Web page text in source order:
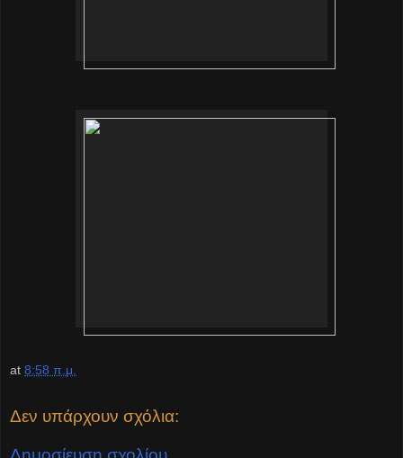
at 8:58 π.μ.
Δεν υπάρχουν σχόλια: